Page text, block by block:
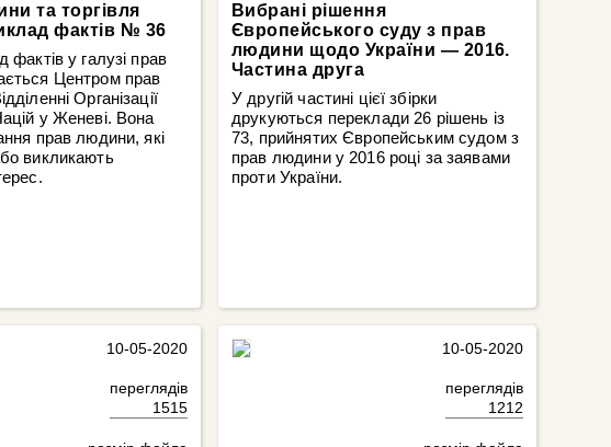
та торгівля
фактів № 36
фактів у галузі прав
Центром прав
Організації
у Женеві. Вона
прав людини, які
викликають
Вибрані рішення
Європейського суду з прав
людини щодо України — 2016.
Частина друга
У другій частині цієї збірки
друкуються переклади 26 рішень із
73, прийнятих Європейським судом з
прав людини у 2016 році за заявами
проти України.
10-05-2020
переглядів
1515
10-05-2020
переглядів
1212